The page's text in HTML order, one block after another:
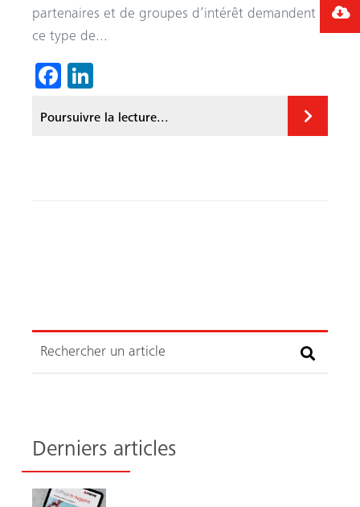
partenaires et de groupes d’intérêt demandent
ce type de...
Fa
b
ed
Poursuivre la lecture...
Recherche
Derniers articles